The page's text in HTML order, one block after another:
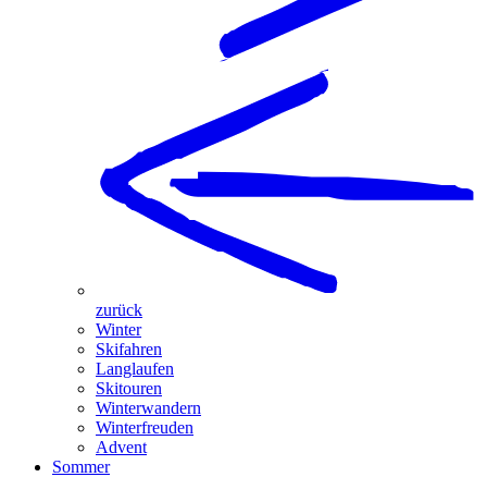
zurück
Winter
Skifahren
Langlaufen
Skitouren
Winterwandern
Winterfreuden
Advent
Sommer